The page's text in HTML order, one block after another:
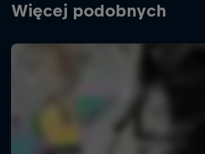
Więcej podobnych